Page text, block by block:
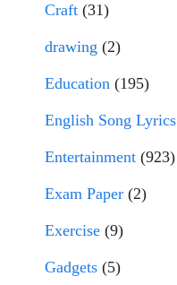
Craft (31)
drawing (2)
Education (195)
English Song Lyrics
Entertainment (923)
Exam Paper (2)
Exercise (9)
Gadgets (5)